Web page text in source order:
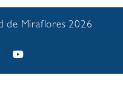
de Miraflores 2026